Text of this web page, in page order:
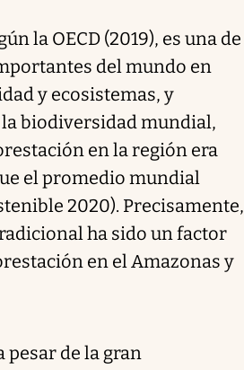
la OECD (2019), es una de
del mundo en
y ecosistemas, y
la biodiversidad mundial,
en la región era
el promedio mundial
2020). Precisamente,
ha sido un factor
en el Amazonas y
pesar de la gran